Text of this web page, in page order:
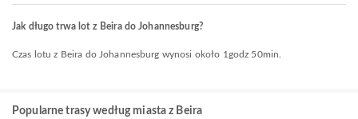
Jak długo trwa lot z Beira do Johannesburg?
Czas lotu z Beira do Johannesburg wynosi około 1godz 50min.
Popularne trasy według miasta z Beira